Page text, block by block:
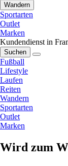
Wandern
Sportarten
Outlet
Marken
Kundendienst in
Suchen
Fußball
Lifestyle
Laufen
Reiten
Wandern
Sportarten
Outlet
Marken
Wird zum